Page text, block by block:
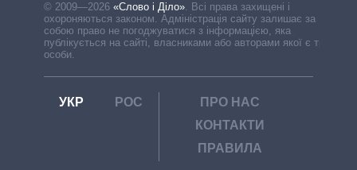
© 2009—2026 «Слово і Діло». Всі права захищені і
охороняються законом. Адміністрація сайту залишає за
собою право не погоджуватися з інформацією, яка
публікується на сайті, власниками або авторами якої є треті
особи.
УКР РОС
ПРО НАС
КОНТАКТИ
ПРАВИЛА